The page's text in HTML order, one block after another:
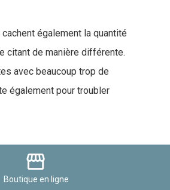
également la quantité
citant de manière différente.
avec beaucoup trop de
également pour troubler
storefront
Boutique en ligne